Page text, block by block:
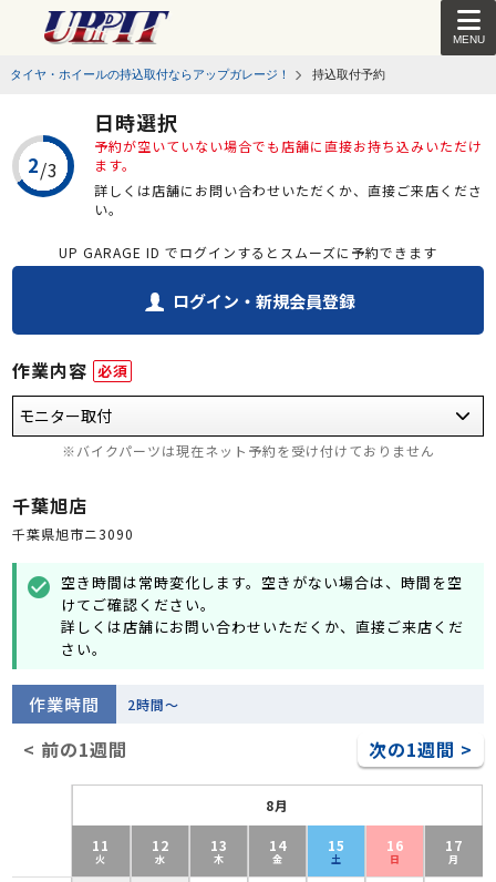
MENU
タイヤ・ホイールの持込取付ならアップガレージ！ 持込取付予約
日時選択
予約が空いていない場合でも店舗に直接お持ち込みいただけ
ます。
詳しくは店舗にお問い合わせいただくか、直接ご来店くださ
い。
UP GARAGE ID でログインするとスムーズに予約できます
ログイン・新規会員登録
作業内容 必須
※バイクパーツは現在ネット予約を受け付けておりません
千葉旭店
千葉県旭市ニ3090
check_circle 空き時間は常時変化します。空きがない場合は、時間を空
けてご確認ください。
詳しくは店舗にお問い合わせいただくか、直接ご来店くだ
さい。
作業時間 2時間～
< 前の1週間 次の1週間 >
8月
11
火
12
水
13
木
14
金
15
土
16
日
17
月